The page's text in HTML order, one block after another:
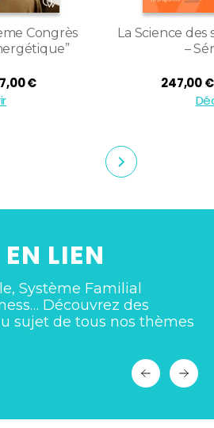
Congrès
€Plage
La Science
–
247,00€
LIEN
Système Familial
Découvrez des
sujet de tous nos thèmes